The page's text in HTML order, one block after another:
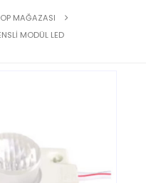
MAĞAZASI
MODÜL LED